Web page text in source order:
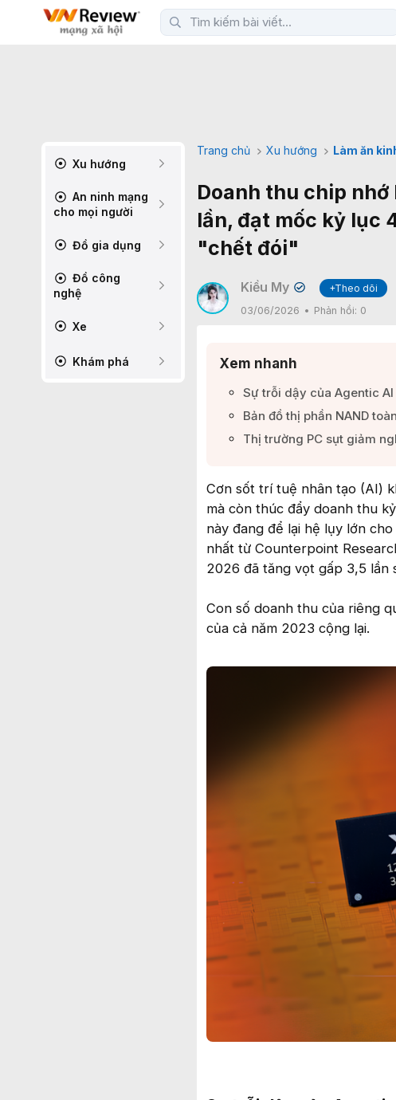
Xu hướng
An ninh mạng
cho mọi người
Đồ gia dụng
Đồ công
nghệ
Xe
Khám phá
Trang chủ Xu hướng Làm ăn
Doanh thu chip nhớ
lần, đạt mốc kỷ lục
"chết đói"
Kiều My ✔
+Theo dõi
03/06/2026
Phản hồi: 0
Xem nhanh
Sự trỗi dậy của Agentic
Bản đồ thị phần NAND
Thị trường PC sụt giảm
Cơn sốt trí tuệ nhân tạo (AI)
mà còn thúc đẩy doanh thu
này đang để lại hệ lụy lớn
nhất từ Counterpoint
2026 đã tăng vọt gấp 3,5 lần
Con số doanh thu của riêng
của cả năm 2023 cộng lại.